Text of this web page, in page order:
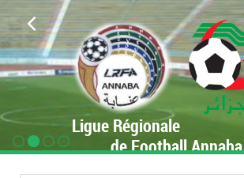
Ligue Régionale
de Football Annaba